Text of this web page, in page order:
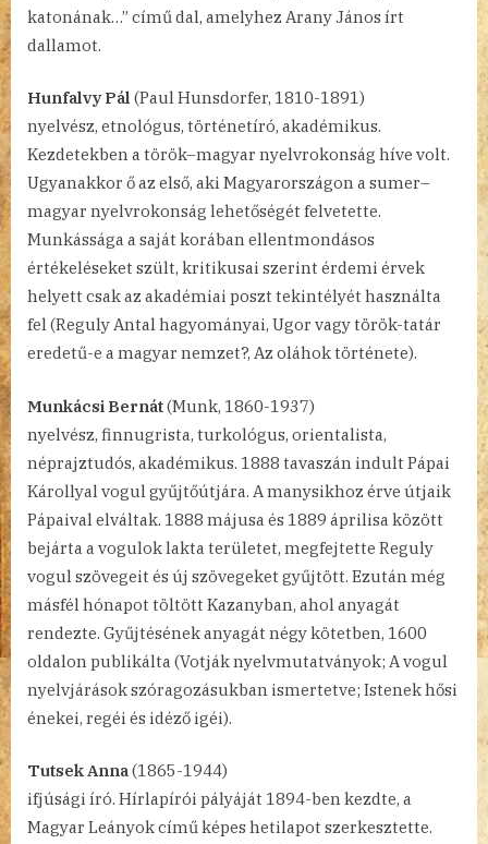
katonának…” című dal, amelyhez Arany János írt
dallamot.
Hunfalvy Pál (Paul Hunsdorfer, 1810-1891)
nyelvész, etnológus, történetíró, akadémikus.
Kezdetekben a török–magyar nyelvrokonság híve volt.
Ugyanakkor ő az első, aki Magyarországon a sumer–
magyar nyelvrokonság lehetőségét felvetette.
Munkássága a saját korában ellentmondásos
értékeléseket szült, kritikusai szerint érdemi érvek
helyett csak az akadémiai poszt tekintélyét használta
fel (Reguly Antal hagyományai, Ugor vagy török-tatár
eredetű-e a magyar nemzet?, Az oláhok története).
Munkácsi Bernát(Munk, 1860-1937)
nyelvész, finnugrista, turkológus, orientalista,
néprajztudós, akadémikus. 1888 tavaszán indult Pápai
Károllyal vogul gyűjtőútjára. A manysikhoz érve útjaik
Pápaival elváltak. 1888 májusa és 1889 áprilisa között
bejárta a vogulok lakta területet, megfejtette Reguly
vogul szövegeit és új szövegeket gyűjtött. Ezután még
másfél hónapot töltött Kazanyban, ahol anyagát
rendezte. Gyűjtésének anyagát négy kötetben, 1600
oldalon publikálta (Votják nyelvmutatványok; A vogul
nyelvjárások szóragozásukban ismertetve; Istenek hősi
énekei, regéi és idéző igéi).
Tutsek Anna(1865-1944)
ifjúsági író. Hírlapírói pályáját 1894-ben kezdte, a
Magyar Leányok című képes hetilapot szerkesztette.